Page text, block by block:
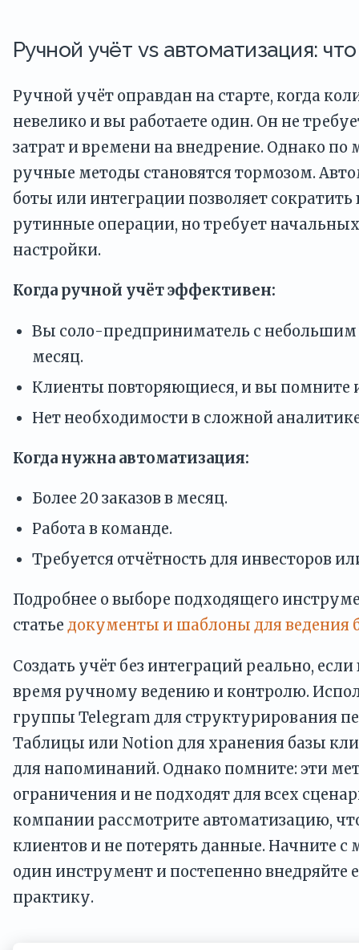
Ручной учёт vs автоматизация:
Ручной учёт оправдан на старте, когда
невелико и вы работаете один. Он не
затрат и времени на внедрение. Однако по
ручные методы становятся тормозом.
боты или интеграции позволяет сократить
рутинные операции, но требует
настройки.
Когда ручной учёт эффективен:
Вы соло-предприниматель с небольшим
месяц.
Клиенты повторяющиеся, и вы помните
Нет необходимости в сложной
Когда нужна автоматизация:
Более 20 заказов в месяц.
Работа в команде.
Требуется отчётность для инвесторов
Подробнее о выборе подходящего
статье документы и шаблоны для ведения
Создать учёт без интеграций реально,
время ручному ведению и контролю.
группы Telegram для структурирования
Таблицы или Notion для хранения базы
для напоминаний. Однако помните: эти
ограничения и не подходят для всех
компании рассмотрите автоматизацию,
клиентов и не потерять данные. Начните
один инструмент и постепенно внедряйте
практику.